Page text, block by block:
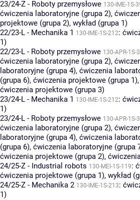
23/24-Z - Roboty przemysłowe 130-IME-1S-
ćwiczenia laboratoryjne (grupa 2),
projektowe (grupa 2), wykład (grupa 1)
22/23-L - Mechanika 1 130-IME-1S-212:
1)
22/23-L - Roboty przemysłowe 130-APR-1S-
ćwiczenia laboratoryjne (grupa 2),
laboratoryjne (grupa 4), ćwiczenia
(grupa 6), ćwiczenia projektowe (grupa 1),
ćwiczenia projektowe (grupa 3)
23/24-L - Mechanika 1 130-IME-1S-212:
1)
23/24-L - Roboty przemysłowe 130-APR-1S-
ćwiczenia laboratoryjne (grupa 2),
laboratoryjne (grupa 4), ćwiczenia
(grupa 6), ćwiczenia laboratoryjne (grupa
ćwiczenia projektowe (grupa 2),
24/25-Z - Industrial robots 130-MEI-1S-119:
ćwiczenia projektowe (grupa 1), wykład
24/25-Z - Mechanika 2 130-IME-1S-213:
1)